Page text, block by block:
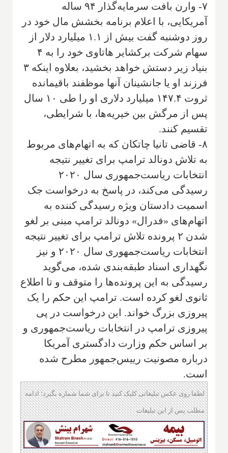
۷- وارن بافت سرمایه‌گذار ۹۴ ساله
آمریکایی، با اعلام برنامه بخشش مال خود در
روز دوشنبه گفت بیش از ۱.۱ میلیارد دلار از
سهام شرکت برکشایر هاتاوی خود را به ۴
بنیاد زیر دستش خواهد بخشید، بعلاوه اینکه ۳
فرزند او یا جانشینان آنها موظفند باقیمانده
ثروت ۱۴۷.۴ میلیارد دلاری او را طی ۱۰ سال
پس از مرگش بین خیریه‌ها، با شرایطی،
تقسیم کنند.
۸- قاضی تانیا چاتکان که به اتهام‌های مربوط
به تلاش دونالد ترامپ برای تغییر نتیجه
انتخابات ریاست‌جمهوری سال ۲۰۲۰
رسیدگی می‌کند، در پاسخ به درخواست جک
اسمیت دادستان ویژه رسیدگی کننده به
اتهام‌های «فدرال» دونالد ترامپ مبنی بر لغو
شدن ۲ پرونده تلاش ترامپ برای تغییر نتیجه
انتخابات ریاست‌جمهوری سال ۲۰۲۰ و نیز
نگهداری اسناد طبقه‌بندی شده، می‌گوید
رسیدگی به این پرونده‌ها را متوقف و تا اطلاع
ثانوی لغو کرده است. ترامپ این حکم را یک
پیروزی بزرگ خواند. این درخواست در پی
پیروزی ترامپ در انتخابات ریاست‌جمهوری و
بر اساس حکم وزارت دادگستری آمریکا
درباره مصونیت رییس‌جمهور مطرح شده
است.
لطفا روی عکس تبلیغاتی کلیک کنید تا برای شما شماره بگیرد؛ ادامه
مطلب پس از این تبلیغات